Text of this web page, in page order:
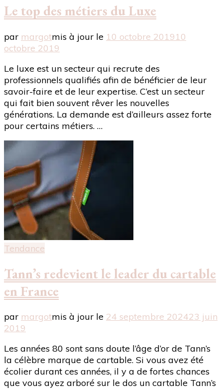
Le top des métiers du Luxe
par margotmis à jour le 10 octobre 201910
octobre 2019
Le luxe est un secteur qui recrute des
professionnels qualifiés afin de bénéficier de leur
savoir-faire et de leur expertise. C’est un secteur
qui fait bien souvent rêver les nouvelles
générations. La demande est d’ailleurs assez forte
pour certains métiers. …
Tendance
Tann’s redevient le leader du cartable
en France
par margotmis à jour le 24 septembre 202423 juin
2019
Les années 80 sont sans doute l’âge d’or de Tann’s
la célèbre marque de cartable. Si vous avez été
écolier durant ces années, il y a de fortes chances
que vous ayez arboré sur le dos un cartable Tann’s